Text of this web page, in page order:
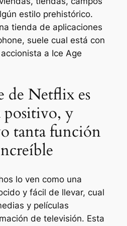
estilo prehistórico.
tienda de aplicaciones
suele cual está con
⁢a Ice Age
de Netflix es
positivo, y
tanta función
lo ven como una
y fácil de llevar, cual
y películas
de televisión. Esta